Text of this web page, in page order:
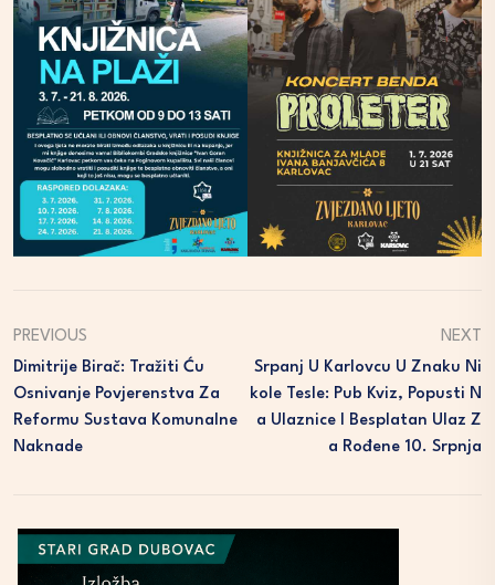
PREVIOUS
Dimitrije Birač: Tražiti Ću
Osnivanje Povjerenstva Za
Reformu Sustava Komunalne
Naknade
NEXT
Srpanj U Karlovcu U Znaku Ni
Kole Tesle: Pub Kviz, Popusti N
A Ulaznice I Besplatan Ulaz Z
A Rođene 10. Srpnja